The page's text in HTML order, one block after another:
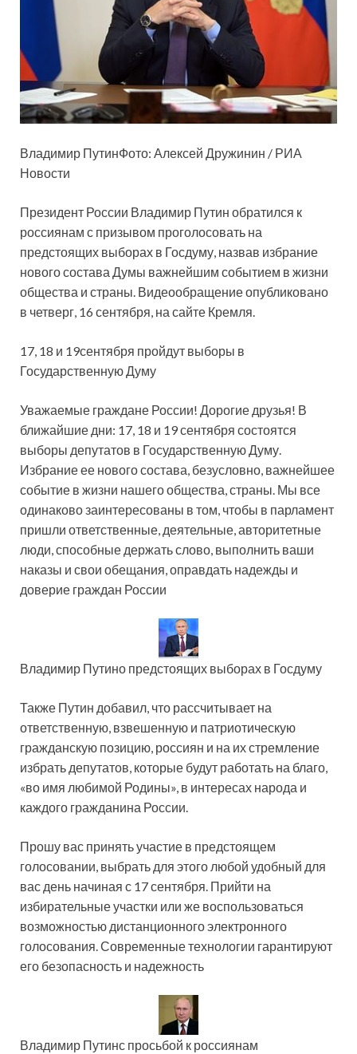
Владимир ПутинФото: Алексей Дружинин / РИА
Новости
Президент России Владимир Путин обратился к
россиянам с призывом проголосовать на
предстоящих выборах в Госдуму, назвав избрание
нового состава Думы важнейшим событием в жизни
общества и страны. Видеообращение опубликовано
в четверг, 16 сентября, на сайте Кремля.
17, 18 и 19сентября пройдут выборы в
Государственную Думу
Уважаемые граждане России! Дорогие друзья! В
ближайшие дни: 17, 18 и 19 сентября состоятся
выборы депутатов в Государственную Думу.
Избрание ее нового состава, безусловно, важнейшее
событие в жизни нашего общества, страны. Мы все
одинаково заинтересованы в том, чтобы в парламент
пришли ответственные, деятельные, авторитетные
люди, способные держать слово, выполнить ваши
наказы и свои обещания, оправдать надежды и
доверие граждан России
Владимир Путино предстоящих выборах в Госдуму
Также Путин добавил, что рассчитывает на
ответственную, взвешенную и патриотическую
гражданскую позицию, россиян и на их стремление
избрать депутатов, которые будут работать на благо,
«во имя любимой Родины», в интересах народа и
каждого гражданина России.
Прошу вас принять участие в предстоящем
голосовании, выбрать для этого любой удобный для
вас день начиная с 17 сентября. Прийти на
избирательные участки или же воспользоваться
возможностью дистанционного электронного
голосования. Современные технологии гарантируют
его безопасность и надежность
Владимир Путинс просьбой к россиянам